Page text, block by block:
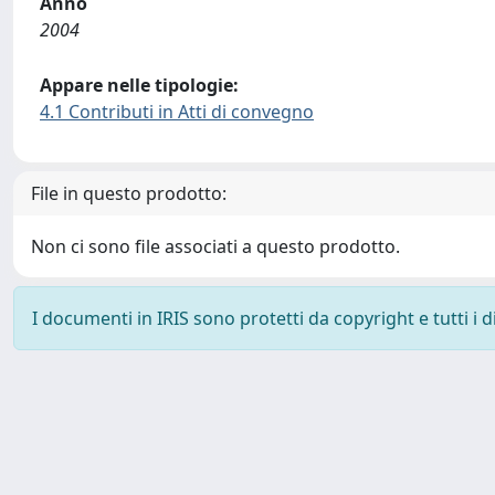
2004
Appare nelle tipologie:
4.1 Contributi in Atti di convegno
File in questo prodotto:
Non ci sono file associati a questo prodotto.
I documenti in IRIS sono protetti da copyright e tutti i